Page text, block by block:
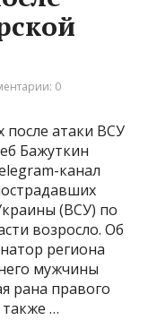
0
атаки ВСУ
Бажуткин
канал
(ВСУ) по
возросло. Об
региона
мужчины
рана правого
…